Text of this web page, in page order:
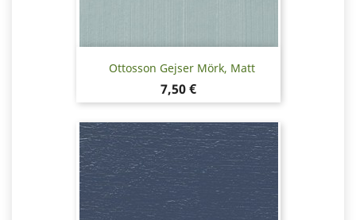
Ottosson Gejser Mörk, Matt
Pris
7,50 €